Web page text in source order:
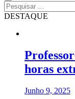
Pesquisar
por:
DESTAQUE
horas
Junho 9, 2025